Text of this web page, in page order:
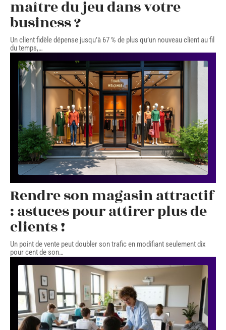
maître du jeu dans votre
business ?
Un client fidèle dépense jusqu’à 67 % de plus qu’un nouveau client au fil
du temps,…
Rendre son magasin attractif
: astuces pour attirer plus de
clients !
Un point de vente peut doubler son trafic en modifiant seulement dix
pour cent de son…